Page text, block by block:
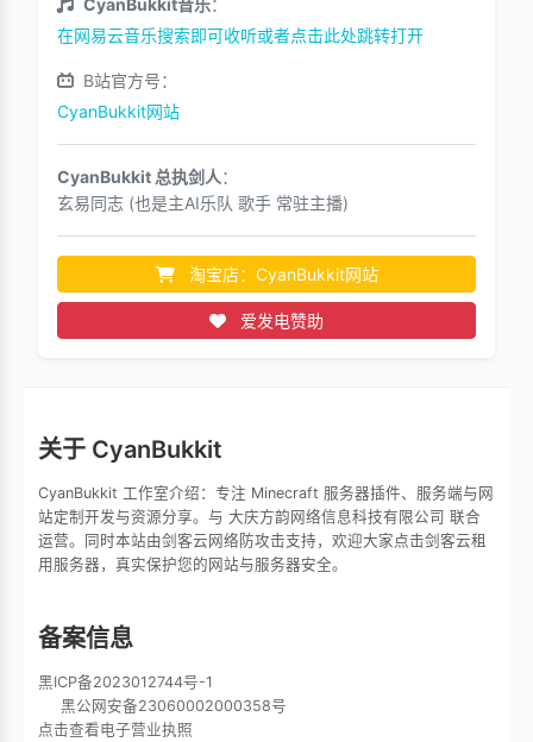
CyanBukkit音乐：
在网易云音乐搜索即可收听或者点击此处跳转打开
B站官方号：
CyanBukkit网站
CyanBukkit 总执剑人：
玄易同志 (也是主AI乐队 歌手 常驻主播)
淘宝店：CyanBukkit网站
爱发电赞助
关于 CyanBukkit
CyanBukkit 工作室介绍：专注 Minecraft 服务器插件、服务端与网
站定制开发与资源分享。与 大庆方韵网络信息科技有限公司 联合
运营。同时本站由剑客云网络防攻击支持，欢迎大家点击剑客云租
用服务器，真实保护您的网站与服务器安全。
备案信息
黑ICP备2023012744号-1
黑公网安备23060002000358号
点击查看电子营业执照